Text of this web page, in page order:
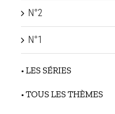
N°2
N°1
• LES SÉRIES
• TOUS LES THÈMES